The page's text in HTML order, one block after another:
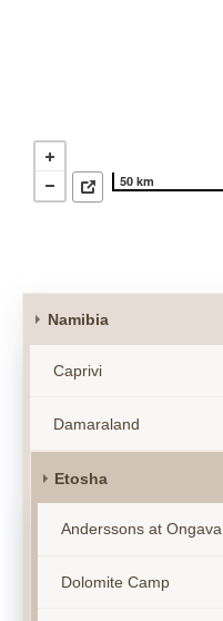
50 km
Namibia
Caprivi
Damaraland
Etosha
Anderssons at Ongava
Dolomite Camp